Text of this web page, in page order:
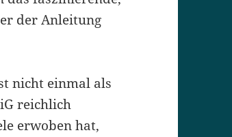
der Anleitung
nicht einmal als
reichlich
erwoben hat,